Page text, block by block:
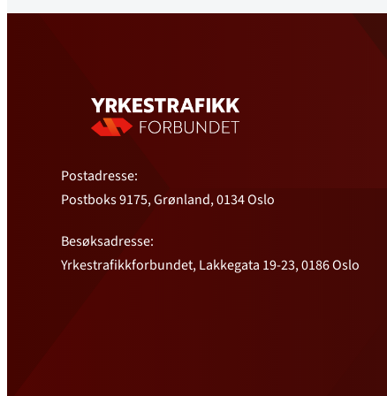
Postadresse:
Postboks 9175, Grønland, 0134 Oslo
Besøksadresse:
Yrkestrafikkforbundet, Lakkegata 19-23, 0186 Oslo